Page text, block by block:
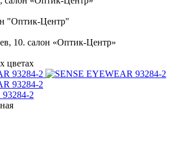
"Оптик-Центр"
10. салон «Оптик-Центр»
цветах
2